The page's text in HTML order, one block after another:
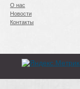
О нас
Новости
Контакты